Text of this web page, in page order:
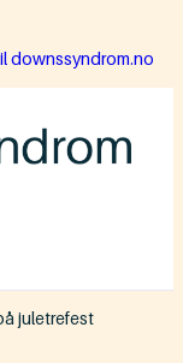
downssyndrom.no
juletrefest